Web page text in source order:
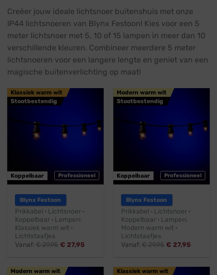
Creëer jouw ideale lichtsnoer buitenshuis met onze
IP44 lichtsnoeren van Blynx Festoon! Kies voor een 5
meter lichtsnoer met 5, 10 of 15 lampen in meer dan 10
verschillende kleuren. Combineer meerdere 5 meter
lichtsnoeren voor een langere lengte en geniet van een
magische buitenverlichting op maat!
Professioneel
Klassiek warm wit
Stootbestendig
Koppelbaar
Blynx Festoon
Prikkabel · Lichtsnoer ·
Koppelbaar · Lampen:
Klassiek warm wit ·
Lichtstaafjes
Vanaf:€29,95 € 27,95
Professioneel
Modern warm wit
Stootbestendig
Koppelbaar
Blynx Festoon
Prikkabel · Lichtsnoer ·
Koppelbaar · Lampen:
Modern warm wit ·
Lichtstaafjes
Vanaf:€29,95 € 27,95
Modern warm wit
Klassiek warm wit